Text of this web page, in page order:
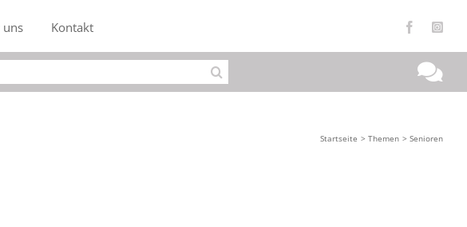
Facebook
uns Kontakt
Startseite Themen Senioren